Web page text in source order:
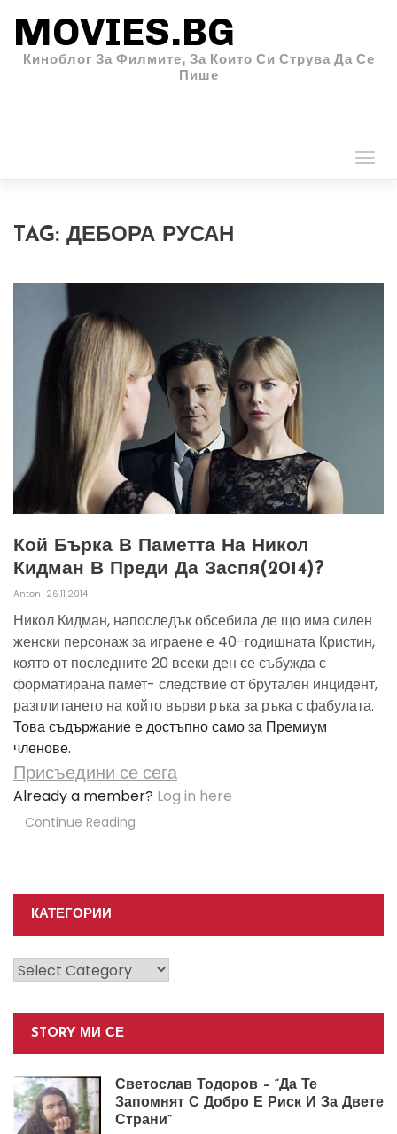
MOVIES.BG
Киноблог За Филмите, За Които Си Струва Да Се
Пише
TAG: ДЕБОРА РУСАН
Кой Бърка В Паметта На Никол
Кидман В Преди Да Заспя(2014)?
Anton 26.11.2014
Никол Кидман, напоследък обсебила де що има силен
женски персонаж за играене е 40-годишната Кристин,
която от последните 20 всеки ден се събужда с
форматирана памет- следствие от брутален инцидент,
разплитането на който върви ръка за ръка с фабулата.
Това съдържание е достъпно само за Премиум
членове.
Присъедини се сега
Already a member? Log in here
Continue Reading
КАТЕГОРИИ
Категории
STORY МИ СЕ
Светослав Тодоров – “Да Те
Запомнят С Добро Е Риск И За Двете
Страни”